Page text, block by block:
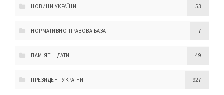
НОВИНИ УКРАЇНИ 53
НОРМАТИВНО-ПРАВОВА БАЗА 7
ПАМ'ЯТНІ ДАТИ 49
ПРЕЗИДЕНТ УКРАЇНИ 927